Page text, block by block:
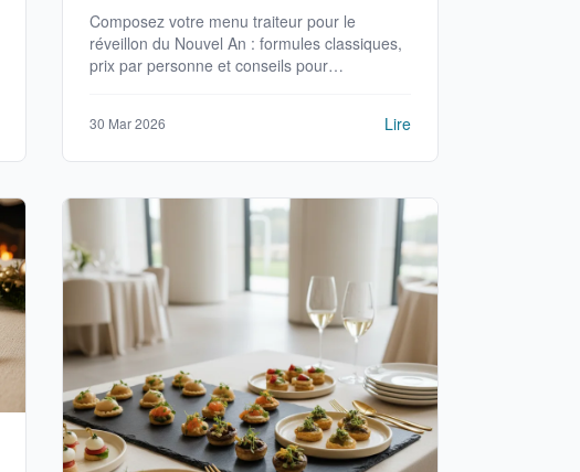
Composez votre menu traiteur pour le
réveillon du Nouvel An : formules classiques,
prix par personne et conseils pour
30 Mar 2026 Lire